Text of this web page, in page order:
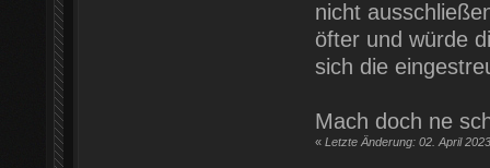
nicht
öfter und würde
sich die
Mach doch ne
« Letzte Änderung: 02. April